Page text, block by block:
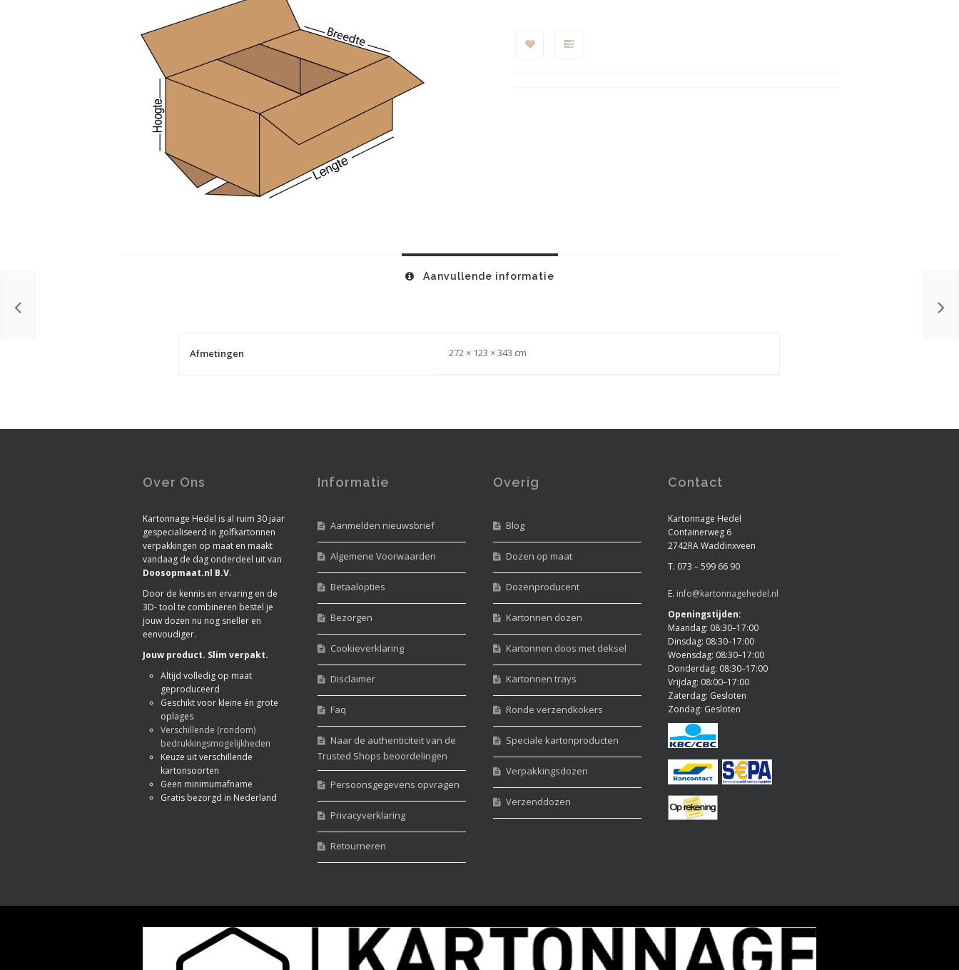
Aanvullende informatie
Afmetingen 272 × 123 × 343 cm
Over Ons
Kartonnage Hedel is al ruim 30 jaar
gespecialiseerd in golfkartonnen
verpakkingen op maat en maakt
vandaag de dag onderdeel uit van
Doosopmaat.nl B.V.
Door de kennis en ervaring en de
3D- tool te combineren bestel je
jouw dozen nu nog sneller en
eenvoudiger.
Jouw product. Slim verpakt.
Altijd volledig op maat
geproduceerd
Geschikt voor kleine én grote
oplages
Verschillende (rondom)
bedrukkingsmogelijkheden
Keuze uit verschillende
kartonsoorten
Geen minimumafname
Gratis bezorgd in Nederland
Informatie
Aanmelden nieuwsbrief
Algemene Voorwaarden
Betaalopties
Bezorgen
Cookieverklaring
Disclaimer
Faq
Naar de authenticiteit van de
Trusted Shops beoordelingen
Persoonsgegevens opvragen
Privacyverklaring
Retourneren
Overig
Blog
Dozen op maat
Dozenproducent
Kartonnen dozen
Kartonnen doos met deksel
Kartonnen trays
Ronde verzendkokers
Speciale kartonproducten
Verpakkingsdozen
Verzenddozen
Contact
Kartonnage Hedel
Containerweg 6
2742RA Waddinxveen
T. 073 – 599 66 90
E. info@kartonnagehedel.nl
Openingstijden:
Maandag: 08:30–17:00
Dinsdag: 08:30–17:00
Woensdag: 08:30–17:00
Donderdag: 08:30–17:00
Vrijdag: 08:00–17:00
Zaterdag: Gesloten
Zondag: Gesloten